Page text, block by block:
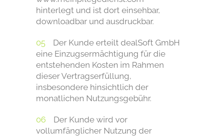
hinterlegt und ist dort einsehbar,
downloadbar und ausdruckbar.
Der Kunde erteilt dealSoft GmbH
eine Einzugsermächtigung für die
entstehenden Kosten im Rahmen
dieser Vertragserfüllung,
insbesondere hinsichtlich der
monatlichen Nutzungsgebühr.
Der Kunde wird vor
vollumfänglicher Nutzung der